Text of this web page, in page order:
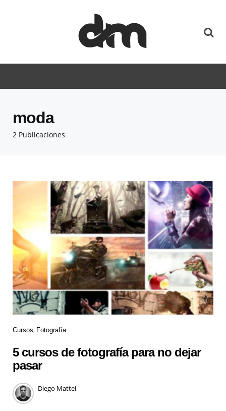
2 Publicaciones
moda
Cursos Fotografía
5 cursos de fotografía para no dejar
pasar
Diego Mattei